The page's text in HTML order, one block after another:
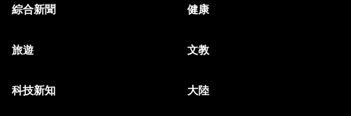
綜合新聞 健康
旅遊 文教
科技新知 大陸